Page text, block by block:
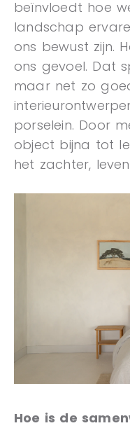
beïnvloedt hoe
landschap
ons bewust zijn.
ons gevoel. Dat
maar net zo
porselein. Door
object bijna tot
het zachter,
Hoe is de